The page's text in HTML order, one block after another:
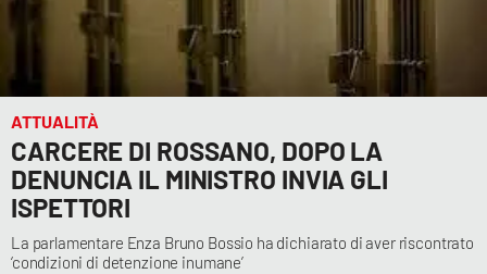
ATTUALITÀ
CARCERE DI ROSSANO, DOPO LA
DENUNCIA IL MINISTRO INVIA GLI
ISPETTORI
La parlamentare Enza Bruno Bossio ha dichiarato di aver riscontrato
‘condizioni di detenzione inumane’